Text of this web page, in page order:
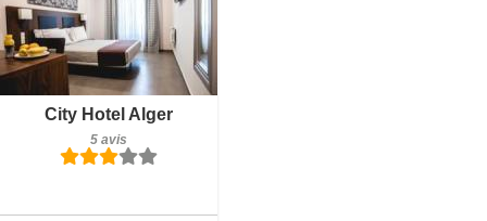
City Hotel Alger
5 avis
5 avis
Détails
Réserver